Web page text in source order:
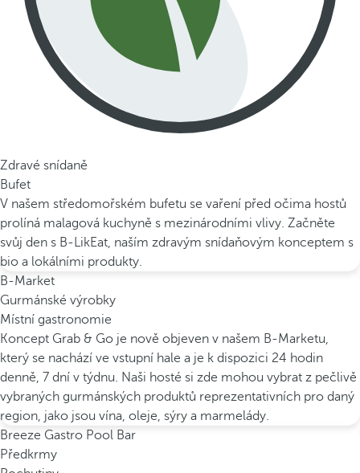
Zdravé snídaně
Bufet
V našem středomořském bufetu se vaření před očima hostů
prolíná malagová kuchyně s mezinárodními vlivy. Začněte
svůj den s B-LikEat, naším zdravým snídaňovým konceptem s
bio a lokálními produkty.
B-Market
Gurmánské výrobky
Místní gastronomie
Koncept Grab & Go je nově objeven v našem B-Marketu,
který se nachází ve vstupní hale a je k dispozici 24 hodin
denně, 7 dní v týdnu. Naši hosté si zde mohou vybrat z pečlivě
vybraných gurmánských produktů reprezentativních pro daný
region, jako jsou vína, oleje, sýry a marmelády.
Breeze Gastro Pool Bar
Předkrmy